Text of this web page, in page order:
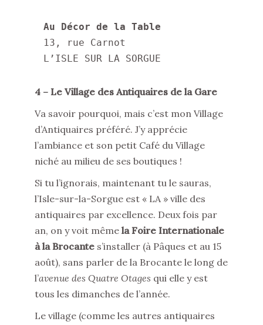
13, rue Carnot
L’ISLE SUR LA SORGUE
4 – Le Village des Antiquaires de la Gare
Va savoir pourquoi, mais c’est mon Village
d’Antiquaires préféré. J’y apprécie
l’ambiance et son petit Café du Village
niché au milieu de ses boutiques !
Si tu l’ignorais, maintenant tu le sauras,
l’Isle-sur-la-Sorgue est « LA » ville des
antiquaires par excellence. Deux fois par
an, on y voit même la Foire Internationale
à la Brocante s’installer (à Pâques et au 15
août), sans parler de la Brocante le long de
l’avenue des Quatre Otages qui elle y est
tous les dimanches de l’année.
Le village (comme les autres antiquaires